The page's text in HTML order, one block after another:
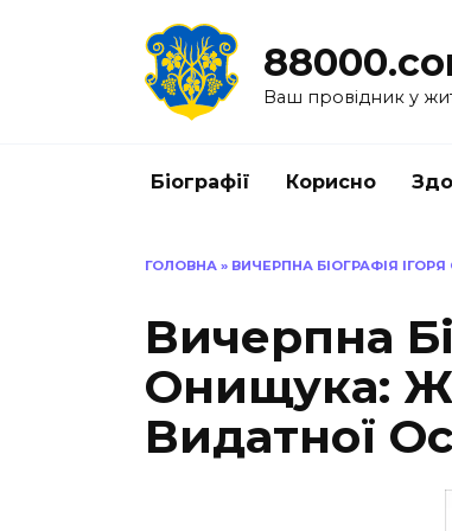
Ваш провідник у
Біографії Корисно
ГОЛОВНА » ВИЧЕРПНА БІОГРАФІЯ
Вичерпна
Онищука:
Видатної